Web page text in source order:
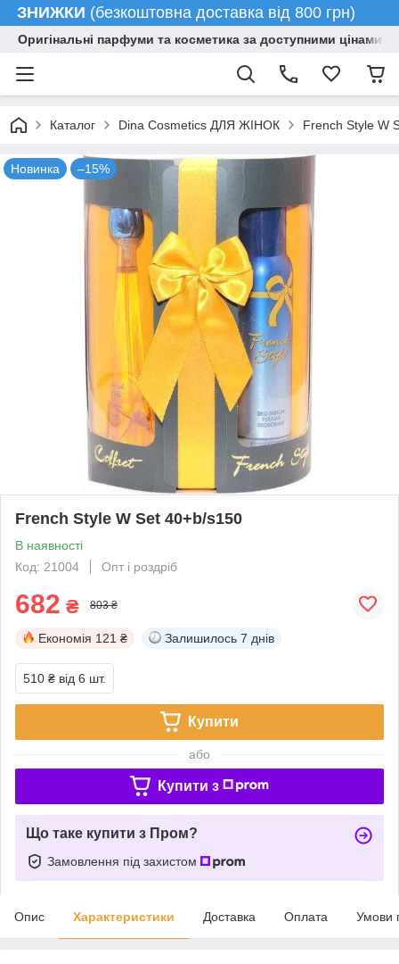
ЗНИЖКИ (безкоштовна доставка від 800 грн)
Оригінальні парфуми та косметика за доступними цінами
Каталог Dina Cosmetics ДЛЯ ЖІНОК French Style W
Новинка –15%
French Style W Set 40+b/s150
В наявності
Код: 21004
Опт і роздріб
682 ₴ 803 ₴
Економія 121 ₴ Залишилось 7 днів
510 ₴ від 6 шт.
Купити
або
Купити з
Що таке купити з Пром?
Замовлення під захистом
Опис Характеристики Доставка Оплата Умови